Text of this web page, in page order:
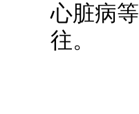
心脏病
往。